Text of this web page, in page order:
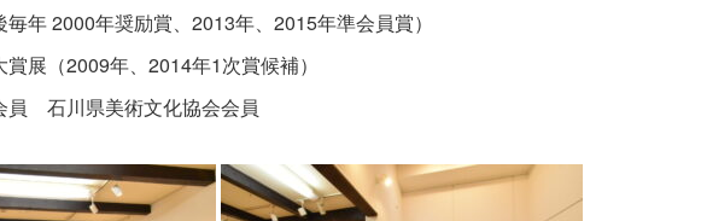
年 2000年奨励賞、2013年、2015年準会員賞）
展（2009年、2014年1次賞候補）
石川県美術文化協会会員